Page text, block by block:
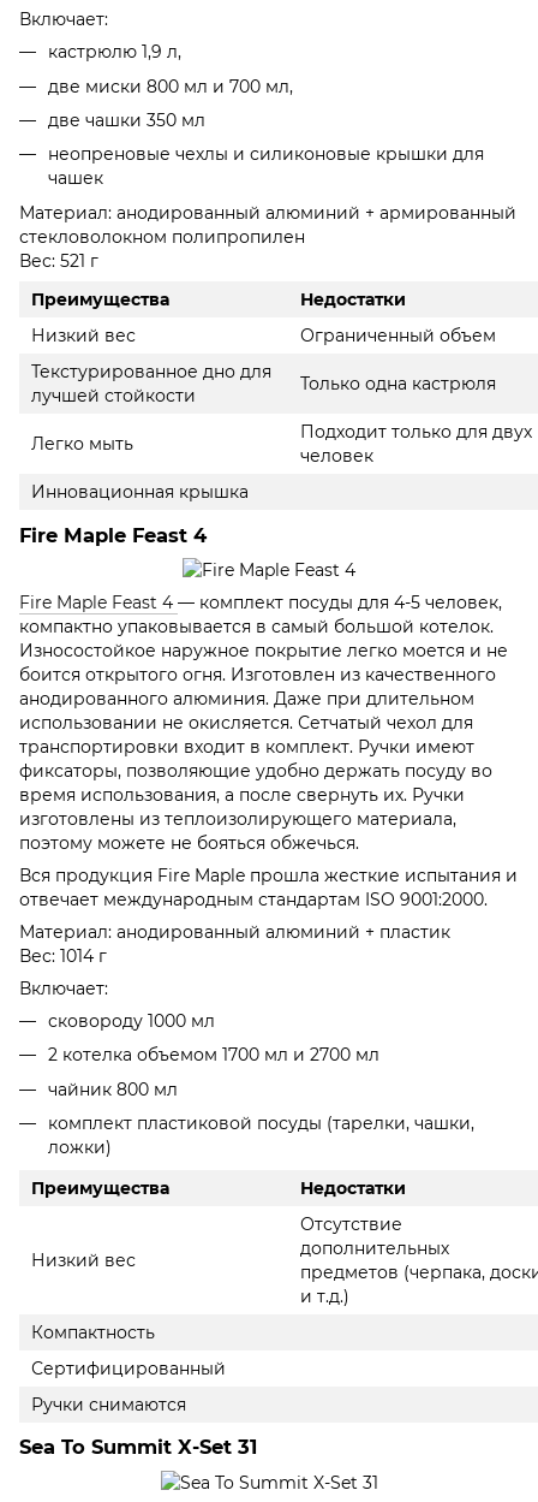
Включает:
кастрюлю 1,9 л,
две миски 800 мл и 700 мл,
две чашки 350 мл
неопреновые чехлы и силиконовые крышки для
чашек
Материал: анодированный алюминий + армированный
стекловолокном полипропилен
Вес: 521 г
Преимущества
Недостатки
Низкий вес
Ограниченный объем
Текстурированное дно для
лучшей стойкости
Только одна кастрюля
Легко мыть
Подходит только для двух
человек
Инновационная крышка
Fire Maple Feast 4
Fire Maple Feast 4 — комплект посуды для 4-5 человек,
компактно упаковывается в самый большой котелок.
Износостойкое наружное покрытие легко моется и не
боится открытого огня. Изготовлен из качественного
анодированного алюминия. Даже при длительном
использовании не окисляется. Сетчатый чехол для
транспортировки входит в комплект. Ручки имеют
фиксаторы, позволяющие удобно держать посуду во
время использования, а после свернуть их. Ручки
изготовлены из теплоизолирующего материала,
поэтому можете не бояться обжечься.
Вся продукция Fire Maple прошла жесткие испытания и
отвечает международным стандартам ISO 9001:2000.
Материал: анодированный алюминий + пластик
Вес: 1014 г
Включает:
сковороду 1000 мл
2 котелка объемом 1700 мл и 2700 мл
чайник 800 мл
комплект пластиковой посуды (тарелки, чашки,
ложки)
Преимущества
Недостатки
Низкий вес
Отсутствие
дополнительных
предметов (черпака,
и т.д.)
Компактность
Сертифицированный
Ручки снимаются
Sea To Summit X-Set 31